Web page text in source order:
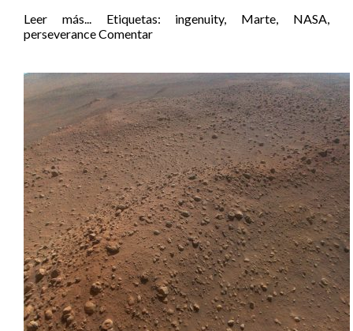
Leer más...
Etiquetas: ingenuity, Marte, NASA,
perseveranceComentar